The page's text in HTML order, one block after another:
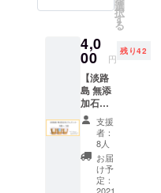
シー
モング
ラス油
上手な
使い方 :
製法の
特性か
ら天然
の保湿
成分グ
リセリ
ンを多
く含む
り。 成
分:オ
リーブ
果実
油、ホ
エイ、
パーム
油、ヤ
シ油、
コメヌ
カ油、
水酸化
で、使
い心地
ぱりし
ている
のに、
しっと
り感し
た洗い
上が
り。 天
然の精
2個
と言わ
れる栄
養素
たっぷ
りのホ
エイを
使った
無添加
石けん
です。
お肌に
うれし
選
択
す
る
4,0
00 円
残り42
【淡路
島 無添
加石け
んセッ
ト 3種 ×
(3520円
相当)】
+ 送料
支援
者：
8人
お届
け予
定：